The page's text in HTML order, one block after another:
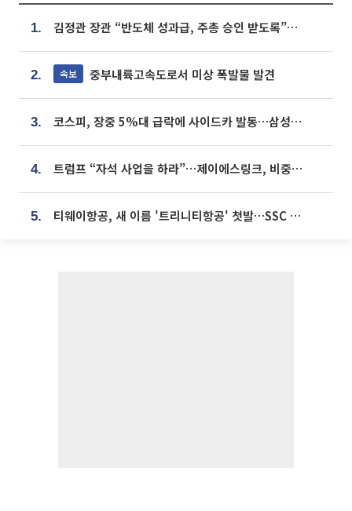
1. 김정관 장관 “반도체 성과급, 주총 승인 받도록”…상법·자본시장법 개정 시사
2. 속보 중부내륙고속도로서 미상 폭발물 발견
3. 코스피, 장중 5%대 급락에 사이드카 발동…삼성·SK 동반 폭락
4. 트럼프 “자석 사업을 하라”…제이에스링크, 비중국 영구자석 공급망 구축 속도
5. 티웨이항공, 새 이름 '트리니티항공' 첫발…SSC 전략 본격화